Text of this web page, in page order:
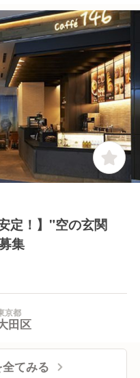
定！】"空の玄関
集
京都
田区
てみる